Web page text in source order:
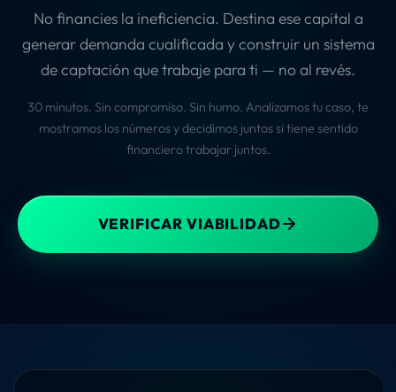
No financies la ineficiencia. Destina ese capital a
generar demanda cualificada y construir un sistema
de captación que trabaje para ti — no al revés.
30 minutos. Sin compromiso. Sin humo. Analizamos tu caso, te
mostramos los números y decidimos juntos si tiene sentido
financiero trabajar juntos.
VERIFICAR VIABILIDAD